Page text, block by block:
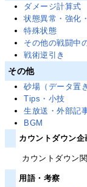
ダメージ計算式
状態異常・強化
特殊状態
その他の戦闘中
戦術逆引き
その他
砂場（データ置
Tips・小技
生放送・外部記
BGM
カウントダウン企
カウントダウン
用語・考察